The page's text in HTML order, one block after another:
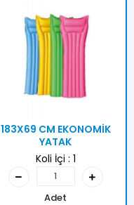
183X69 CM EKONOMİK
YATAK
Koli İçi : 1
Adet